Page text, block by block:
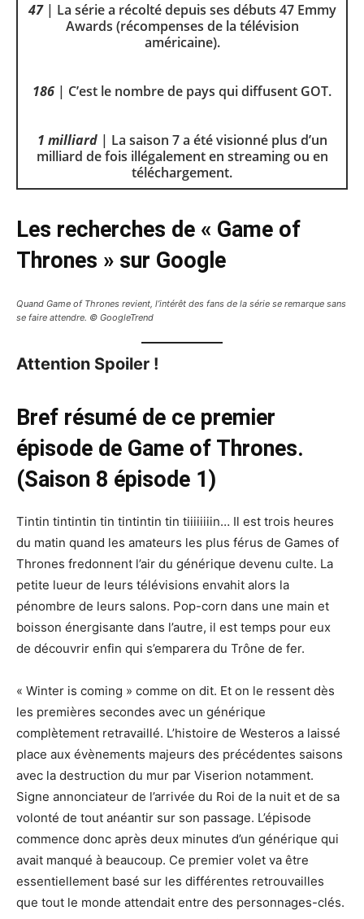
47| La série a récolté depuis ses débuts 47 Emmy
Awards (récompenses de la télévision
américaine).
186 | C’est le nombre de pays qui diffusent GOT.
1 milliard| La saison 7 a été visionné plus d’un
milliard de fois illégalement en streaming ou en
téléchargement.
Les recherches de « Game of
Thrones » sur Google
Quand Game of Thrones revient, l’intérêt des fans de la série se remarque sans
se faire attendre. © GoogleTrend
Attention Spoiler !
Bref résumé de ce premier
épisode de Game of Thrones.
(Saison 8 épisode 1)
Tintin tintintin tin tintintin tin tiiiiiiiin… Il est trois heures
du matin quand les amateurs les plus férus de Games of
Thrones fredonnent l’air du générique devenu culte. La
petite lueur de leurs télévisions envahit alors la
pénombre de leurs salons. Pop-corn dans une main et
boisson énergisante dans l’autre, il est temps pour eux
de découvrir enfin qui s’emparera du Trône de fer.
« Winter is coming » comme on dit. Et on le ressent dès
les premières secondes avec un générique
complètement retravaillé. L’histoire de Westeros a laissé
place aux évènements majeurs des précédentes saisons
avec la destruction du mur par Viserion notamment.
Signe annonciateur de l’arrivée du Roi de la nuit et de sa
volonté de tout anéantir sur son passage. L’épisode
commence donc après deux minutes d’un générique qui
avait manqué à beaucoup. Ce premier volet va être
essentiellement basé sur les différentes retrouvailles
que tout le monde attendait entre des personnages-clés.